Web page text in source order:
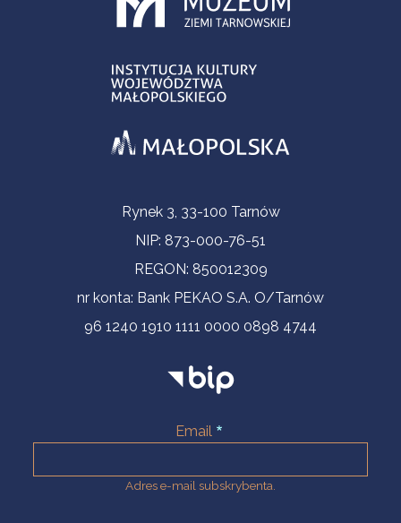
Informacje kontaktoweRynek 3, 33-100 Tarnów
NIP: 873-000-76-51
REGON: 850012309
nr konta: Bank PEKAO S.A. O/Tarnów
96 1240 1910 1111 0000 0898 4744
Email
Adres e-mail subskrybenta.